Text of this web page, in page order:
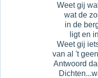
Weet gij
wat de
in de
ligt en
Weet gij
van al 't
Antwoord